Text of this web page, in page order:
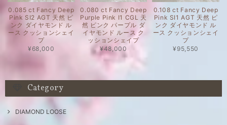
0.085 ct Fancy Deep
Pink SI2 AGT 天然 ピ
ンク ダイヤモンド ル
ース クッションシェイ
プ
¥68,000
0.080 ct Fancy Deep
Purple Pink I1 CGL 天
然 ピンク パープル ダ
イヤモンド ルース ク
ッションシェイプ
¥48,000
0.108 ct Fancy Deep
Pink SI1 AGT 天然 ピ
ンク ダイヤモンド ル
ース クッションシェイ
プ
¥95,550
Category
DIAMOND LOOSE